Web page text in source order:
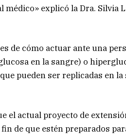
explicó la Dra. Silvia
de cómo actuar ante una
en la sangre) o
pueden ser replicadas en la
el actual proyecto de
de que estén preparados